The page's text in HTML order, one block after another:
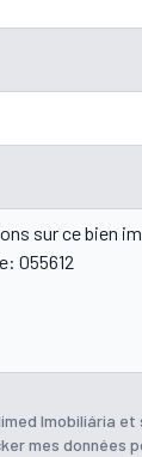
Imobiliária et
mes données